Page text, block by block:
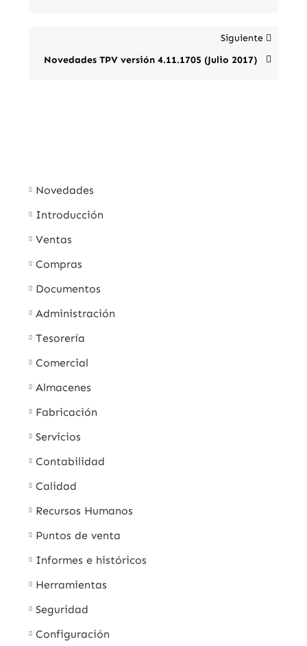
Novedades
Introducción
Ventas
Compras
Documentos
Administración
Tesorería
Comercial
Almacenes
Fabricación
Servicios
Contabilidad
Calidad
Recursos Humanos
Puntos de venta
Informes e históricos
Herramientas
Seguridad
Configuración
Siguiente
Novedades TPV versión 4.11.1705 (Julio 2017)